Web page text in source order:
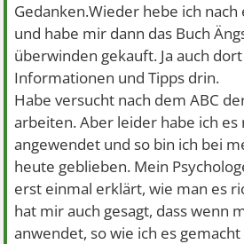
Gedanken.Wieder hebe ich
und habe mir dann das Buch
überwinden gekauft. Ja auch
Informationen und Tipps drin.
Habe versucht nach dem ABC
arbeiten. Aber leider habe ich es
angewendet und so bin ich bei
heute geblieben. Mein
erst einmal erklärt, wie man es
hat mir auch gesagt, dass wenn
anwendet, so wie ich es